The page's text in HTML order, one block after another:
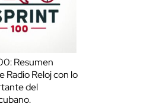
Resumen
Radio Reloj con lo
del